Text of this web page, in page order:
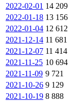
2022-02-01 14 209
2022-01-18 13 156
2022-01-04 12 612
2021-12-14 11 681
2021-12-07 11 414
2021-11-25 10 694
2021-11-09 9 721
2021-10-26 9 129
2021-10-19 8 888